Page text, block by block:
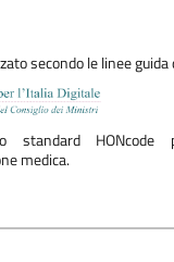
secondo le linee guida
standard HONcode
medica.